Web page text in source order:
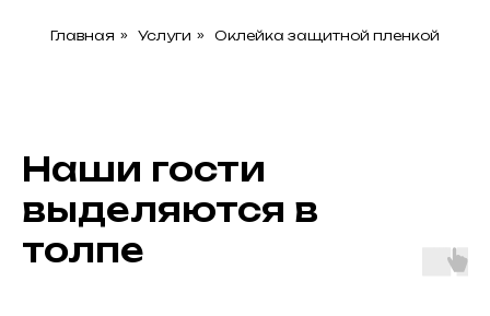
Главная » Услуги » Оклейка защитной пленкой
Наши гости
выделяются в
толпе